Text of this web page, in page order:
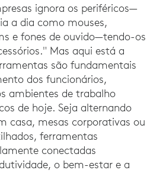
ignora os periféricos—
a dia como mouses,
e fones de ouvido—tendo-os
Mas aqui está a
são fundamentais
dos funcionários,
ambientes de trabalho
de hoje. Seja alternando
casa, mesas corporativas ou
ferramentas
conectadas
o bem-estar e a